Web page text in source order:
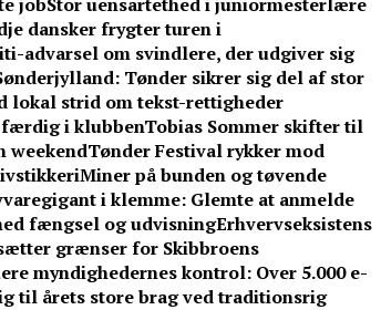
dansker frygter turen i
advarsel om svindlere, der udgiver sig
Tønder sikrer sig del af stor
lokal strid om tekst-rettigheder
i klubbenTobias Sommer skifter til
weekendTønder Festival rykker mod
Miner på bunden og tøvende
i klemme: Glemte at anmelde
fængsel og udvisningErhvervseksistens
grænser for Skibbroens
myndighedernes kontrol: Over 5.000 e-
til årets store brag ved traditionsrig